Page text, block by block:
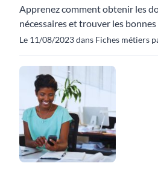
Apprenez comment obtenir les
nécessaires et trouver les
Le 11/08/2023 dans Fiches métiers